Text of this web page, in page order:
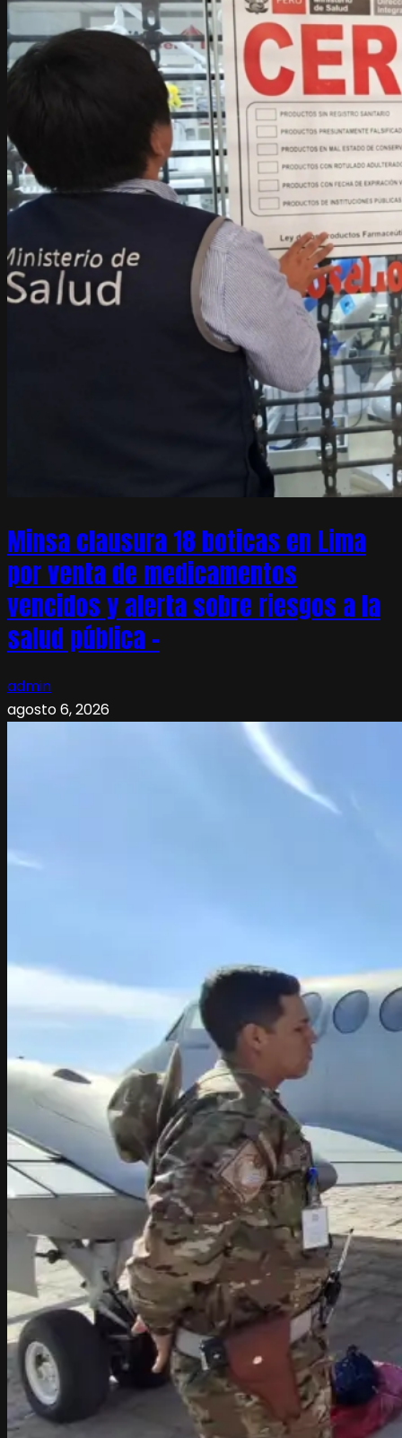
Minsa clausura 18 boticas en Lima
por venta de medicamentos
vencidos y alerta sobre riesgos a la
salud pública –
admin
agosto 6, 2026